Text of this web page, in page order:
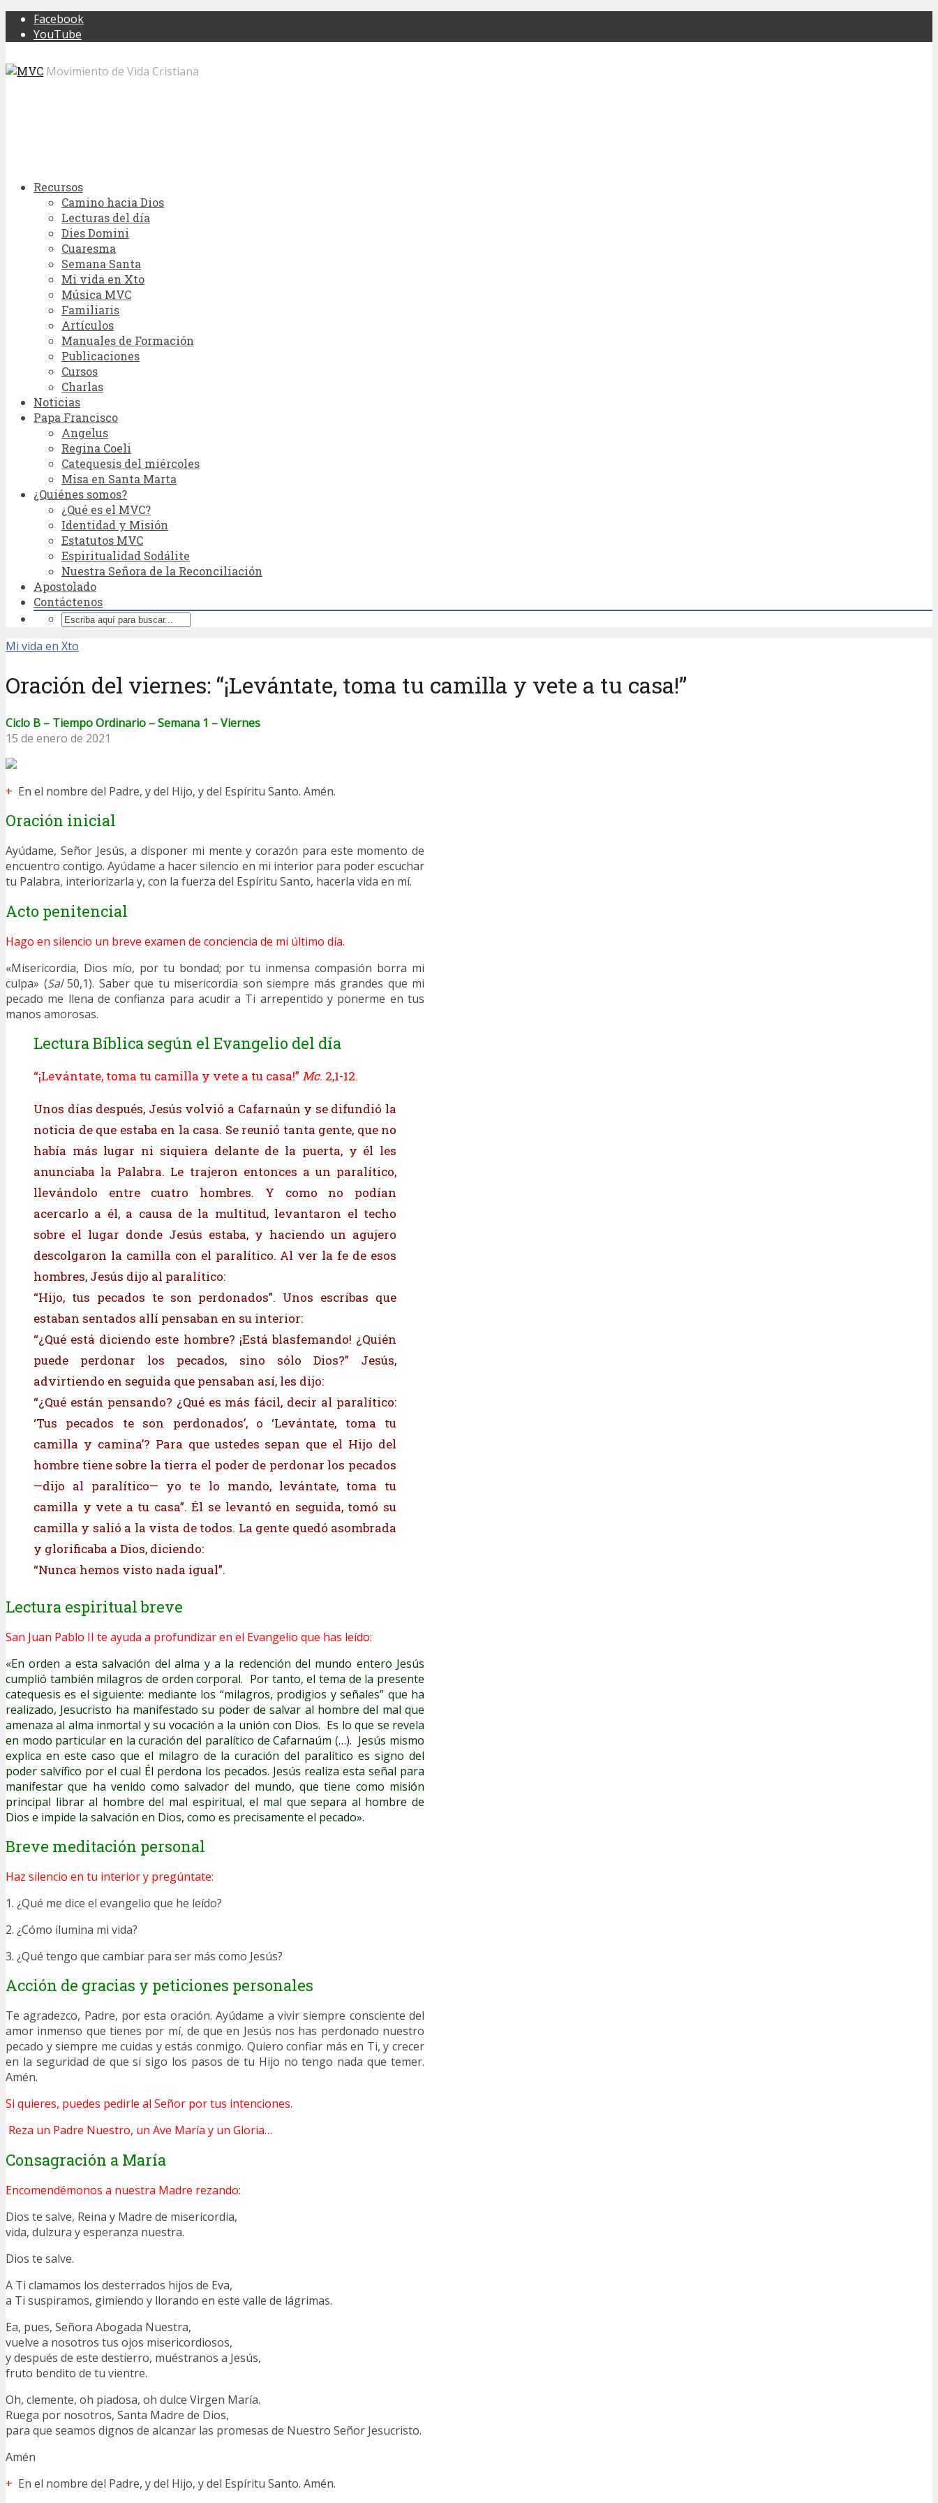
Facebook
YouTube
Movimiento de Vida Cristiana
Recursos
Camino hacia Dios
Lecturas del día
Dies Domini
Cuaresma
Semana Santa
Mi vida en Xto
Música MVC
Familiaris
Artículos
Manuales de Formación
Publicaciones
Cursos
Charlas
Noticias
Papa Francisco
Angelus
Regina Coeli
Catequesis del miércoles
Misa en Santa Marta
¿Quiénes somos?
¿Qué es el MVC?
Identidad y Misión
Estatutos MVC
Espiritualidad Sodálite
Nuestra Señora de la Reconciliación
Apostolado
Contáctenos
Mi vida en Xto
Oración del viernes: “¡Levántate, toma tu camilla y vete a tu casa!”
Ciclo B – Tiempo Ordinario – Semana 1 – Viernes
15 de enero de 2021
+ En el nombre del Padre, y del Hijo, y del Espíritu Santo. Amén.
Oración inicial
Ayúdame, Señor Jesús, a disponer mi mente y corazón para este momento de
encuentro contigo. Ayúdame a hacer silencio en mi interior para poder escuchar
tu Palabra, interiorizarla y, con la fuerza del Espíritu Santo, hacerla vida en mí.
Acto penitencial
Hago en silencio un breve examen de conciencia de mi último día.
«Misericordia, Dios mío, por tu bondad; por tu inmensa compasión borra mi
culpa» (Sal50,1). Saber que tu misericordia son siempre más grandes que mi
pecado me llena de confianza para acudir a Ti arrepentido y ponerme en tus
manos amorosas.
Lectura Bíblica según el Evangelio del día
“¡Levántate, toma tu camilla y vete a tu casa!” Mc. 2,1-12.
Unos días después, Jesús volvió a Cafarnaún y se difundió la
noticia de que estaba en la casa. Se reunió tanta gente, que no
había más lugar ni siquiera delante de la puerta, y él les
anunciaba la Palabra. Le trajeron entonces a un paralítico,
llevándolo entre cuatro hombres. Y como no podían
acercarlo a él, a causa de la multitud, levantaron el techo
sobre el lugar donde Jesús estaba, y haciendo un agujero
descolgaron la camilla con el paralítico. Al ver la fe de esos
hombres, Jesús dijo al paralítico:
“Hijo, tus pecados te son perdonados”. Unos escribas que
estaban sentados allí pensaban en su interior:
“¿Qué está diciendo este hombre? ¡Está blasfemando! ¿Quién
puede perdonar los pecados, sino sólo Dios?” Jesús,
advirtiendo en seguida que pensaban así, les dijo:
“¿Qué están pensando? ¿Qué es más fácil, decir al paralítico:
‘Tus pecados te son perdonados’, o ‘Levántate, toma tu
camilla y camina’? Para que ustedes sepan que el Hijo del
hombre tiene sobre la tierra el poder de perdonar los pecados
—dijo al paralítico— yo te lo mando, levántate, toma tu
camilla y vete a tu casa”. Él se levantó en seguida, tomó su
camilla y salió a la vista de todos. La gente quedó asombrada
y glorificaba a Dios, diciendo:
“Nunca hemos visto nada igual”.
Lectura espiritual breve
San Juan Pablo II te ayuda a profundizar en el Evangelio que has leído:
«En orden a esta salvación del alma y a la redención del mundo entero Jesús
cumplió también milagros de orden corporal. Por tanto, el tema de la presente
catequesis es el siguiente: mediante los “milagros, prodigios y señales” que ha
realizado, Jesucristo ha manifestado su poder de salvar al hombre del mal que
amenaza al alma inmortal y su vocación a la unión con Dios. Es lo que se revela
en modo particular en la curación del paralítico de Cafarnaúm (…). Jesús mismo
explica en este caso que el milagro de la curación del paralítico es signo del
poder salvífico por el cual Él perdona los pecados. Jesús realiza esta señal para
manifestar que ha venido como salvador del mundo, que tiene como misión
principal librar al hombre del mal espiritual, el mal que separa al hombre de
Dios e impide la salvación en Dios, como es precisamente el pecado».
Breve meditación personal
Haz silencio en tu interior y pregúntate:
1. ¿Qué me dice el evangelio que he leído?
2. ¿Cómo ilumina mi vida?
3. ¿Qué tengo que cambiar para ser más como Jesús?
Acción de gracias y peticiones personales
Te agradezco, Padre, por esta oración. Ayúdame a vivir siempre consciente del
amor inmenso que tienes por mí, de que en Jesús nos has perdonado nuestro
pecado y siempre me cuidas y estás conmigo. Quiero confiar más en Ti, y crecer
en la seguridad de que si sigo los pasos de tu Hijo no tengo nada que temer.
Amén.
Si quieres, puedes pedirle al Señor por tus intenciones.
Reza un Padre Nuestro, un Ave María y un Gloria…
Consagración a María
Encomendémonos a nuestra Madre rezando:
Dios te salve, Reina y Madre de misericordia,
vida, dulzura y esperanza nuestra.
Dios te salve.
A Ti clamamos los desterrados hijos de Eva,
a Ti suspiramos, gimiendo y llorando en este valle de lágrimas.
Ea, pues, Señora Abogada Nuestra,
vuelve a nosotros tus ojos misericordiosos,
y después de este destierro, muéstranos a Jesús,
fruto bendito de tu vientre.
Oh, clemente, oh piadosa, oh dulce Virgen María.
Ruega por nosotros, Santa Madre de Dios,
para que seamos dignos de alcanzar las promesas de Nuestro Señor Jesucristo.
Amén
+ En el nombre del Padre, y del Hijo, y del Espíritu Santo. Amén.